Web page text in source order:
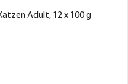
Adult, 12 x 100 g